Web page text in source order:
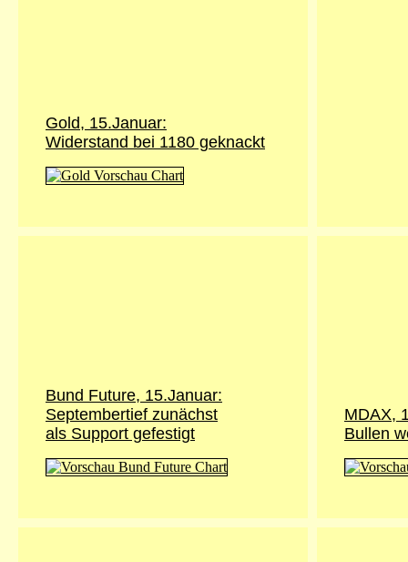
Gold, 15.Januar:
Widerstand bei 1180 geknackt
Bund Future, 15.Januar:
Septembertief zunächst
als Support gefestigt
MDAX,
Bullen